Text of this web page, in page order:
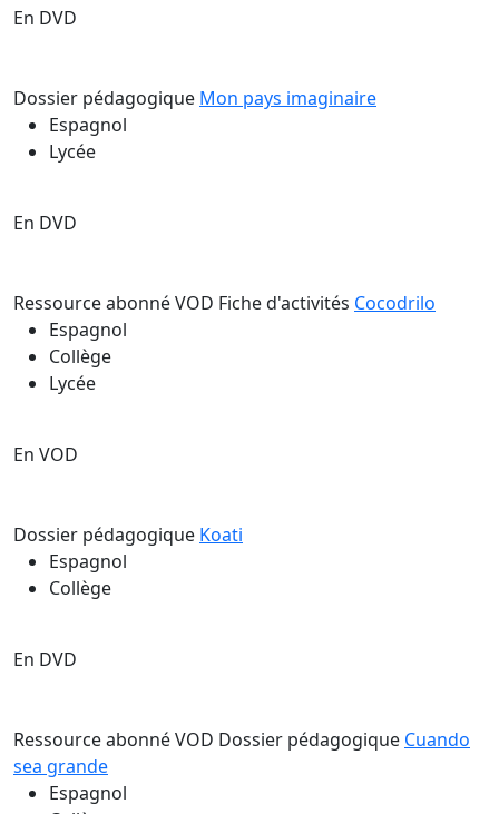
En DVD
Dossier pédagogique Mon pays imaginaire
Espagnol
Lycée
En DVD
Ressource abonné VOD Fiche d'activités Cocodrilo
Espagnol
Collège
Lycée
En VOD
Dossier pédagogique Koati
Espagnol
Collège
En DVD
Ressource abonné VOD Dossier pédagogique Cuando
sea grande
Espagnol